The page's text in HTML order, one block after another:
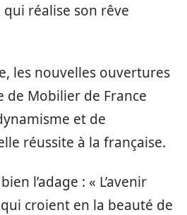
réalise son rêve
les nouvelles ouvertures
de Mobilier de France
et de
réussite à la française.
l’adage : « L’avenir
croient en la beauté de